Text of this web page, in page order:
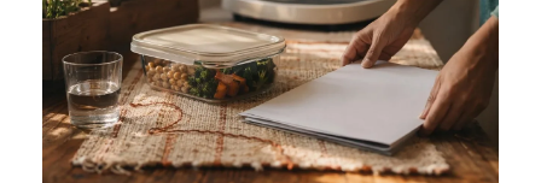
தமிழ்
ગુજરાતી
ಕನ್ನಡ
മലയാളം
Bahasa Melayu